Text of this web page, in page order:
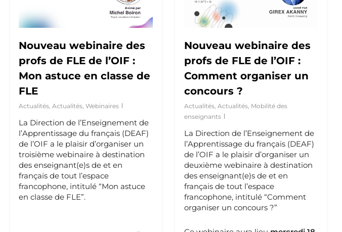
Nouveau webinaire des
profs de FLE de l’OIF :
Mon astuce en classe de
FLE
Actualités, Actualités, Webinaires
La Direction de l’Enseignement de
l’Apprentissage du français (DEAF)
de l’OIF a le plaisir d’organiser un
troisième webinaire à destination
des enseignant(e)s de et en
français de tout l’espace
francophone, intitulé “Mon astuce
en classe de FLE”.
Nouveau webinaire des
profs de FLE de l’OIF :
Comment organiser un
concours ?
Actualités, Actualités, Mobilité des
enseignants
La Direction de l’Enseignement de
l’Apprentissage du français (DEAF)
de l’OIF a le plaisir d’organiser un
deuxième webinaire à destination
des enseignant(e)s de et en
français de tout l’espace
francophone, intitulé “Comment
organiser un concours ?”